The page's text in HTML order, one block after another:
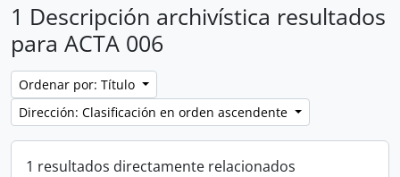
1 Descripción archivística resultados
para ACTA 006
Ordenar por: Título
Dirección: Clasificación en orden ascendente
1 resultados directamente relacionados